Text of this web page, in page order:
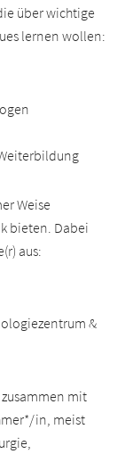
über wichtige
lernen wollen:
Weise
bieten. Dabei
aus:
&
mit
in, meist